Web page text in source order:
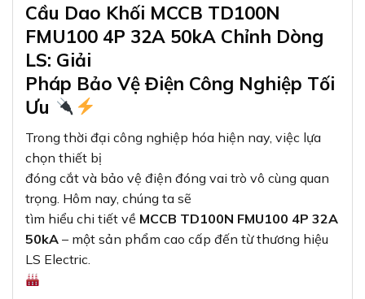
Cầu Dao Khối MCCB TD100N
FMU100 4P 32A 50kA Chỉnh Dòng
LS: Giải
Pháp Bảo Vệ Điện Công Nghiệp Tối
Ưu
Trong thời đại công nghiệp hóa hiện nay, việc lựa
chọn thiết bị
đóng cắt và bảo vệ điện đóng vai trò vô cùng quan
trọng. Hôm nay, chúng ta sẽ
tìm hiểu chi tiết về MCCB TD100N FMU100 4P 32A
50kA – một sản phẩm cao cấp đến từ thương hiệu
LS Electric.